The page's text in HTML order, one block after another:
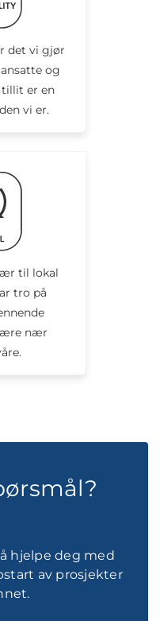
det vi gjør
og
tillit er en
vi er.
til lokal
tro på
nær
hjelpe deg med
av prosjekter